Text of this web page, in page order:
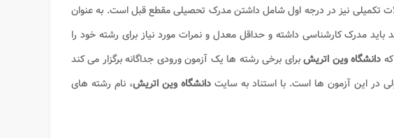
تکمیلی نیز در درجه اول شامل داشتن مدرک تحصیلی مقطع قبل است. به عنوان
باید مدرک کارشناسی داشته و حداقل معدل و نمرات مورد نیاز برای رشته خود را
دانشگاه وین اتریشبرای برخی رشته ها یک آزمون ورودی جداگانه برگزار می کند
در این آزمون ها است. با استناد به سایت دانشگاه وین اتریش، نام رشته های